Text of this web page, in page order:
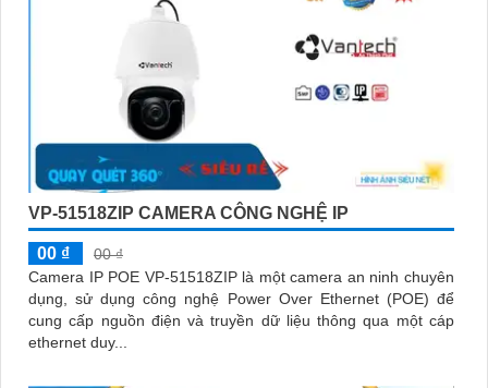
VP-51518ZIP CAMERA CÔNG NGHỆ IP
00 ₫
00 ₫
Camera IP POE VP-51518ZIP là một camera an ninh chuyên
dụng, sử dụng công nghệ Power Over Ethernet (POE) để
cung cấp nguồn điện và truyền dữ liệu thông qua một cáp
ethernet duy...